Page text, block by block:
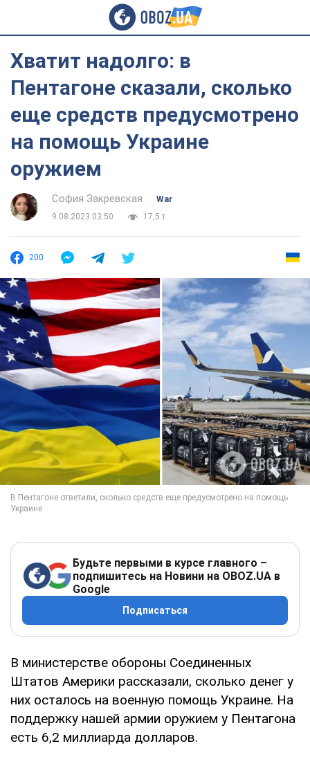
Хватит надолго: в
Пентагоне сказали, сколько
еще средств предусмотрено
на помощь Украине
оружием
София Закревская
War
9.08.2023 03:50
17,5 т.
200
Будьте первыми в курсе главного –
подпишитесь на Новини на OBOZ.UA в
Google
Подписаться
В министерстве обороны Соединенных
Штатов Америки рассказали, сколько денег у
них осталось на военную помощь Украине. На
поддержку нашей армии оружием у Пентагона
есть 6,2 миллиарда долларов.